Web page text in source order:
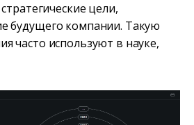
цели,
будущего компании. Такую
часто используют в науке,